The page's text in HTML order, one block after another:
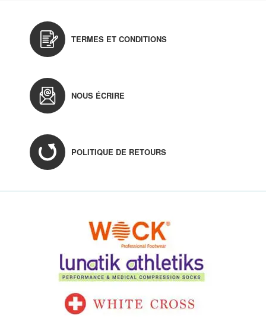
TERMES ET CONDITIONS
NOUS ÉCRIRE
POLITIQUE DE RETOURS